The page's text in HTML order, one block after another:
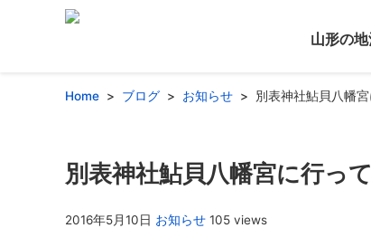
山形の
Home ブログ お知らせ 別表神社鮎貝八幡
別表神社鮎貝八幡宮に行っ
2016年5月10日 お知らせ 105 views